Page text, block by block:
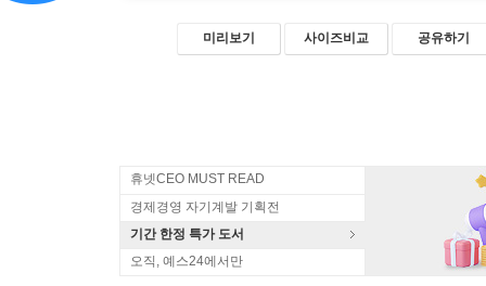
미리보기 사이즈비교 공유하기
휴넷CEO MUST READ
경제경영 자기계발 기획전
기간 한정 특가 도서
오직, 예스24에서만